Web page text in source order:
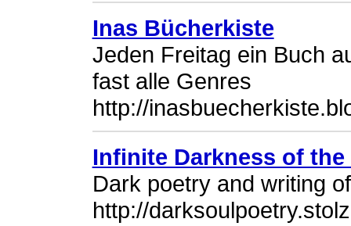
Inas Bücherkiste
Jeden Freitag ein Buch
fast alle Genres
http://
Infinite Darkness of the
Dark poetry and writing
http://